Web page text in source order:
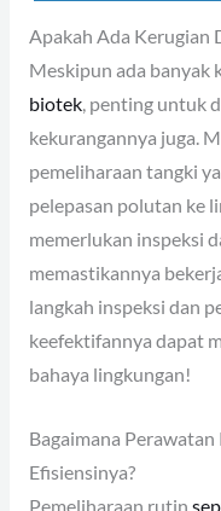
Apakah Ada Kerugian
Meskipun ada banyak
biotek, penting untuk
kekurangannya juga.
pemeliharaan tangki
pelepasan polutan ke
memerlukan inspeksi
memastikannya
langkah inspeksi dan
keefektifannya dapat
bahaya lingkungan!
Bagaimana
Efisiensinya?
Pemeliharaan rutin